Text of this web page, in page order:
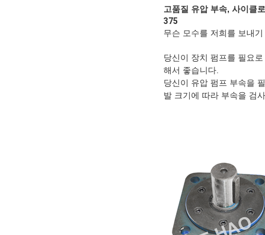
고품질 유압 부속, 사이클
375
무슨 모수를 저희를 보내
당신이 장치 펌프를 필요
해서 좋습니다.
당신이 유압 펌프 부속을
발 크기에 따라 부속을 검